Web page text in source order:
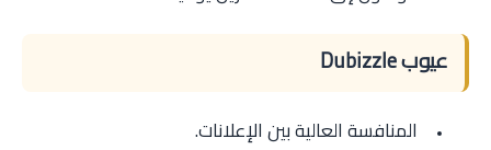
عيوب Dubizzle
المنافسة العالية بين الإعلانات.